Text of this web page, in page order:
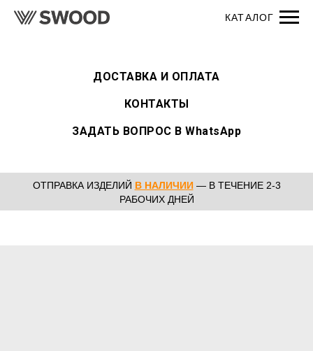
ДОСТАВКА И ОПЛАТА
КОНТАКТЫ
ЗАДАТЬ ВОПРОС В WhatsApp
ОТПРАВКА ИЗДЕЛИЙ В НАЛИЧИИ— В ТЕЧЕНИЕ 2-3
РАБОЧИХ ДНЕЙ